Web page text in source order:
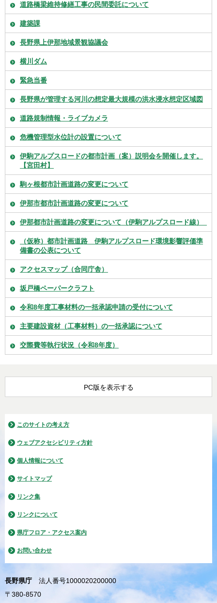
道路橋梁維持修繕工事の民間委託について
建築課
長野県上伊那地域景観協議会
横川ダム
緊急当番
長野県が管理する河川の想定最大規模の洪水浸水想定区域図
道路規制情報・ライブカメラ
危機管理型水位計の設置について
伊駒アルプスロードの都市計画（案）説明会を開催します。
【宮田村】
駒ヶ根都市計画道路の変更について
伊那市都市計画道路の変更について
伊那都市計画道路の変更について（伊駒アルプスロード線）
（仮称）都市計画道路 伊駒アルプスロード環境影響評価準
備書の公表について
アクセスマップ（合同庁舎）
坂戸橋ペーパークラフト
令和8年度工事材料の一括承認申請の受付について
主要建設資材（工事材料）の一括承認について
交際費等執行状況（令和8年度）
PC版を表示する
このサイトの考え方
ウェブアクセシビリティ方針
個人情報について
サイトマップ
リンク集
リンクについて
県庁フロア・アクセス案内
お問い合わせ
長野県庁
法人番号1000020200000
〒380-8570